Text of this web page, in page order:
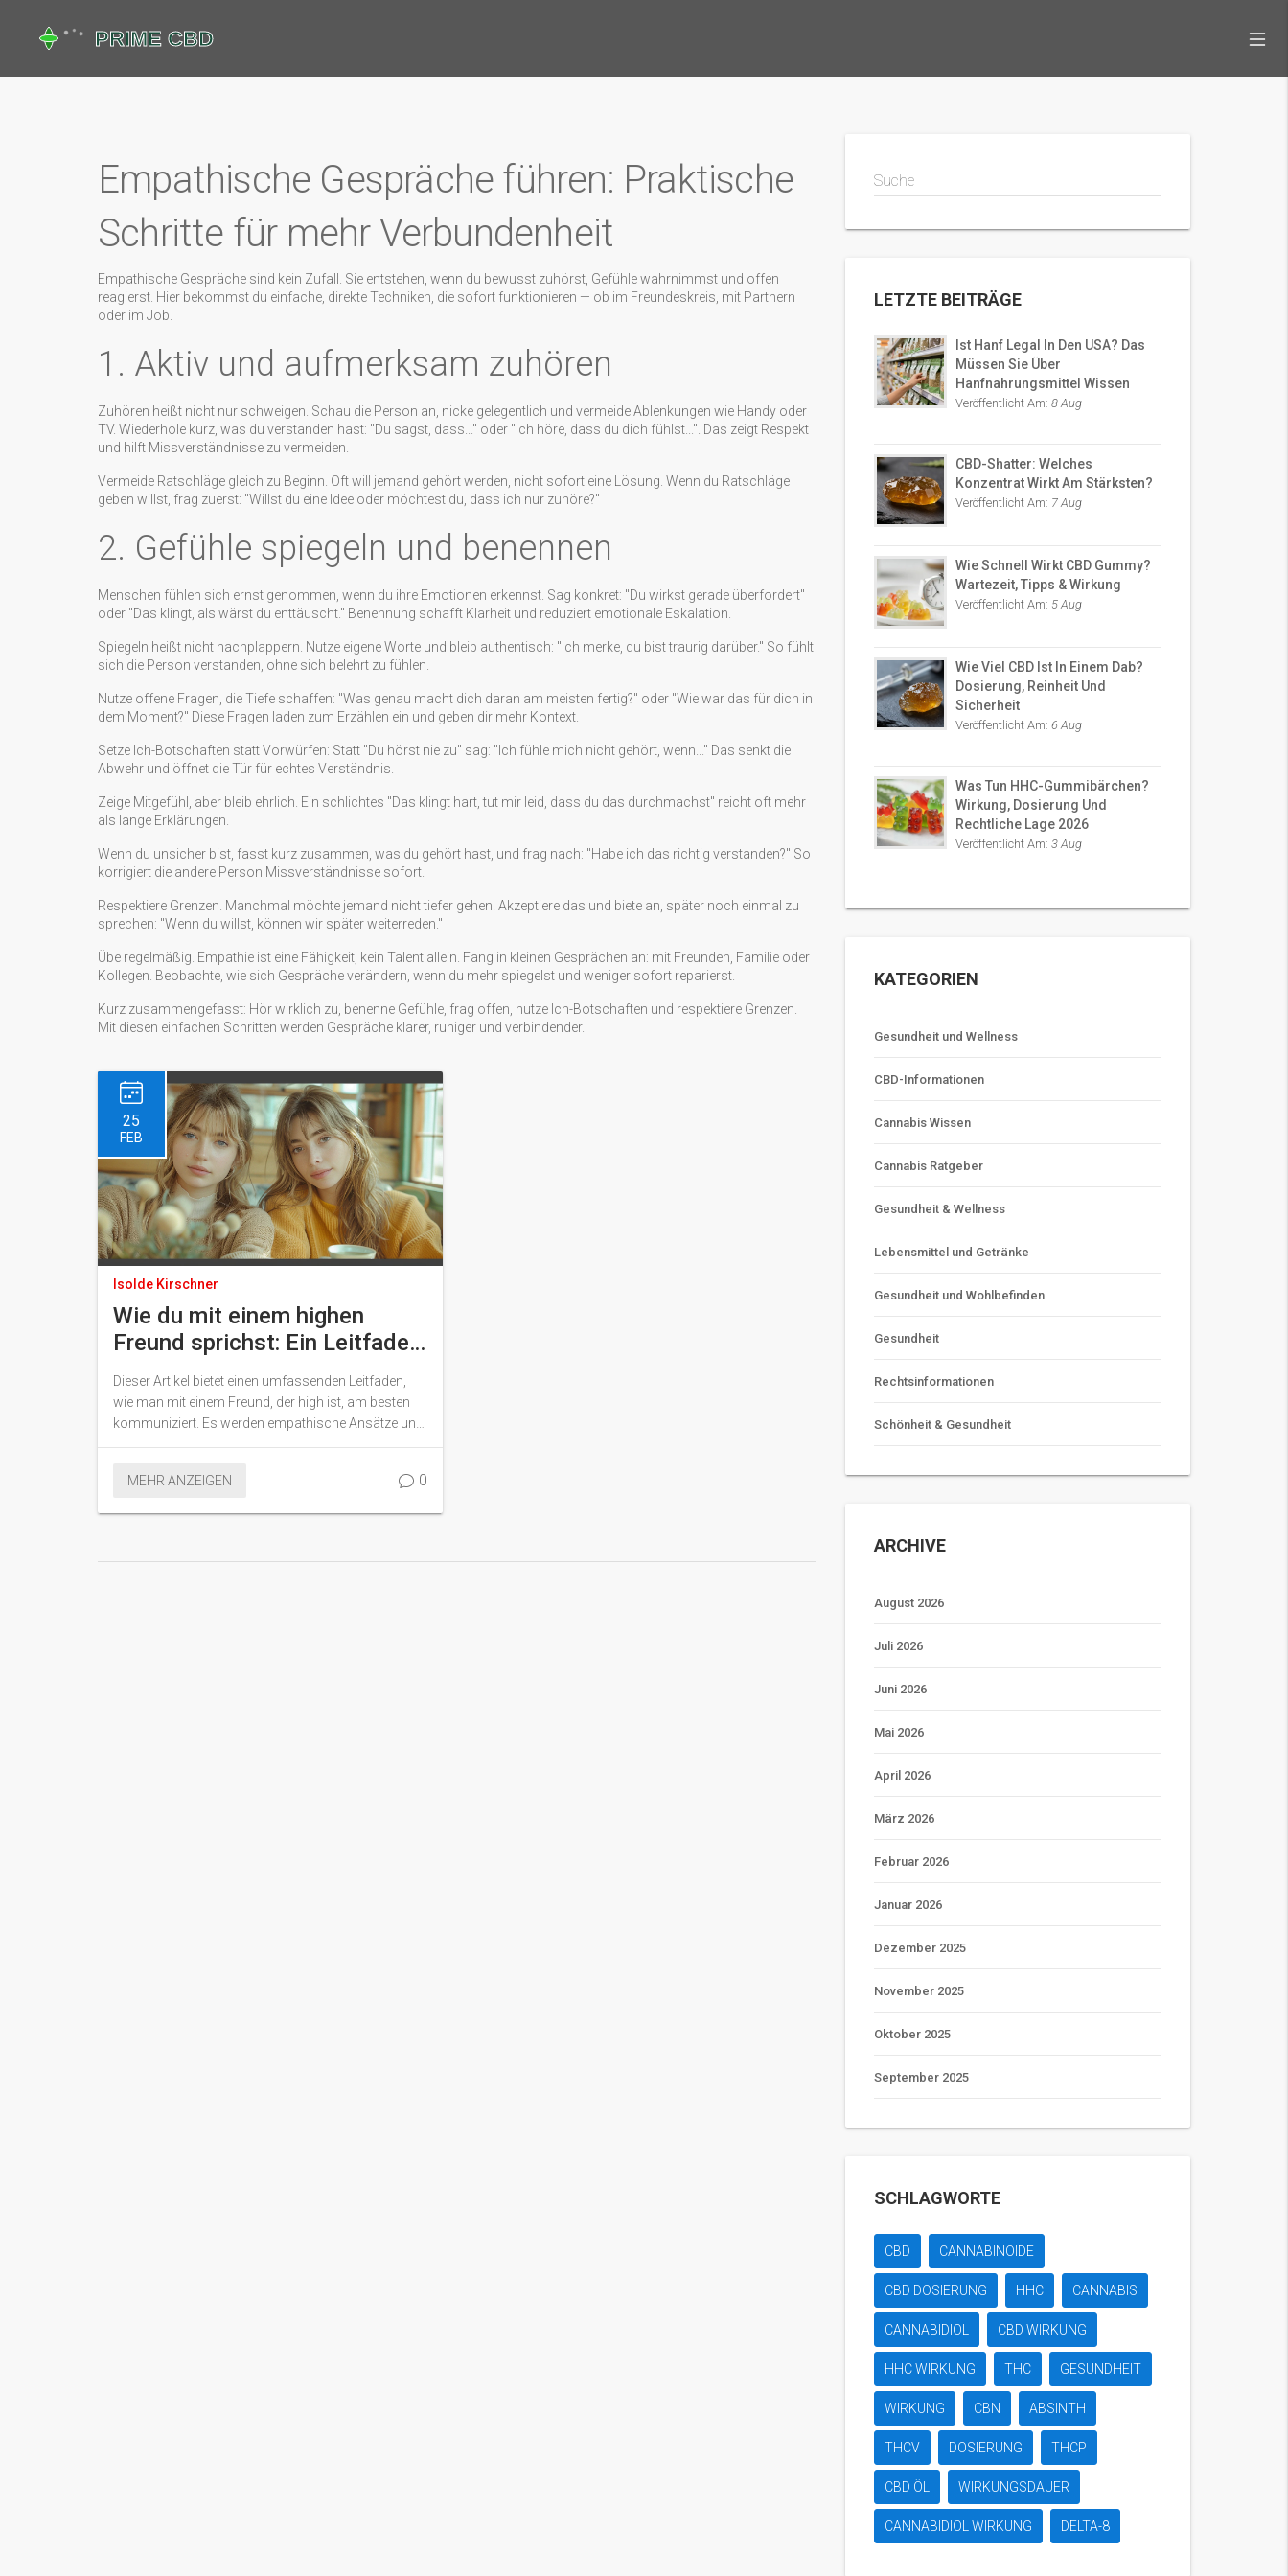
Empathische Gespräche führen: Praktische
Schritte für mehr Verbundenheit
Empathische Gespräche sind kein Zufall. Sie entstehen, wenn du bewusst zuhörst, Gefühle wahrnimmst und offen
reagierst. Hier bekommst du einfache, direkte Techniken, die sofort funktionieren — ob im Freundeskreis, mit Partnern
oder im Job.
1. Aktiv und aufmerksam zuhören
Zuhören heißt nicht nur schweigen. Schau die Person an, nicke gelegentlich und vermeide Ablenkungen wie Handy oder
TV. Wiederhole kurz, was du verstanden hast: "Du sagst, dass..." oder "Ich höre, dass du dich fühlst...". Das zeigt Respekt
und hilft Missverständnisse zu vermeiden.
Vermeide Ratschläge gleich zu Beginn. Oft will jemand gehört werden, nicht sofort eine Lösung. Wenn du Ratschläge
geben willst, frag zuerst: "Willst du eine Idee oder möchtest du, dass ich nur zuhöre?"
2. Gefühle spiegeln und benennen
Menschen fühlen sich ernst genommen, wenn du ihre Emotionen erkennst. Sag konkret: "Du wirkst gerade überfordert"
oder "Das klingt, als wärst du enttäuscht." Benennung schafft Klarheit und reduziert emotionale Eskalation.
Spiegeln heißt nicht nachplappern. Nutze eigene Worte und bleib authentisch: "Ich merke, du bist traurig darüber." So fühlt
sich die Person verstanden, ohne sich belehrt zu fühlen.
Nutze offene Fragen, die Tiefe schaffen: "Was genau macht dich daran am meisten fertig?" oder "Wie war das für dich in
dem Moment?" Diese Fragen laden zum Erzählen ein und geben dir mehr Kontext.
Setze Ich-Botschaften statt Vorwürfen: Statt "Du hörst nie zu" sag: "Ich fühle mich nicht gehört, wenn..." Das senkt die
Abwehr und öffnet die Tür für echtes Verständnis.
Zeige Mitgefühl, aber bleib ehrlich. Ein schlichtes "Das klingt hart, tut mir leid, dass du das durchmachst" reicht oft mehr
als lange Erklärungen.
Wenn du unsicher bist, fasst kurz zusammen, was du gehört hast, und frag nach: "Habe ich das richtig verstanden?" So
korrigiert die andere Person Missverständnisse sofort.
Respektiere Grenzen. Manchmal möchte jemand nicht tiefer gehen. Akzeptiere das und biete an, später noch einmal zu
sprechen: "Wenn du willst, können wir später weiterreden."
Übe regelmäßig. Empathie ist eine Fähigkeit, kein Talent allein. Fang in kleinen Gesprächen an: mit Freunden, Familie oder
Kollegen. Beobachte, wie sich Gespräche verändern, wenn du mehr spiegelst und weniger sofort reparierst.
Kurz zusammengefasst: Hör wirklich zu, benenne Gefühle, frag offen, nutze Ich-Botschaften und respektiere Grenzen.
Mit diesen einfachen Schritten werden Gespräche klarer, ruhiger und verbindender.
25
FEB
Isolde Kirschner
Wie du mit einem highen
Freund sprichst: Ein Leitfaden
zur Kommunikation
Dieser Artikel bietet einen umfassenden Leitfaden,
wie man mit einem Freund, der high ist, am besten
kommuniziert. Es werden empathische Ansätze und
praktische Tipps vorgestellt, um solche Situationen
Einblicke in die Wichtigkeit des Verständnisses, der
MEHR ANZEIGEN 0
Suche
LETZTE BEITRÄGE
Ist Hanf Legal In Den USA? Das
Müssen Sie Über
Hanfnahrungsmittel Wissen
Veröffentlicht Am: 8 Aug
CBD-Shatter: Welches
Konzentrat Wirkt Am Stärksten?
Veröffentlicht Am: 7 Aug
Wie Schnell Wirkt CBD Gummy?
Wartezeit, Tipps & Wirkung
Veröffentlicht Am: 5 Aug
Wie Viel CBD Ist In Einem Dab?
Dosierung, Reinheit Und
Sicherheit
Veröffentlicht Am: 6 Aug
Was Tun HHC-Gummibärchen?
Wirkung, Dosierung Und
Rechtliche Lage 2026
Veröffentlicht Am: 3 Aug
KATEGORIEN
Gesundheit und Wellness
CBD-Informationen
Cannabis Wissen
Cannabis Ratgeber
Gesundheit & Wellness
Lebensmittel und Getränke
Gesundheit und Wohlbefinden
Gesundheit
Rechtsinformationen
Schönheit & Gesundheit
ARCHIVE
August 2026
Juli 2026
Juni 2026
Mai 2026
April 2026
März 2026
Februar 2026
Januar 2026
Dezember 2025
November 2025
Oktober 2025
September 2025
SCHLAGWORTE
CBD CANNABINOIDE
CBD DOSIERUNG HHC CANNABIS
CANNABIDIOL CBD WIRKUNG
HHC WIRKUNG THC GESUNDHEIT
WIRKUNG CBN ABSINTH
THCV DOSIERUNG THCP
CBD ÖL WIRKUNGSDAUER
CANNABIDIOL WIRKUNG DELTA-8